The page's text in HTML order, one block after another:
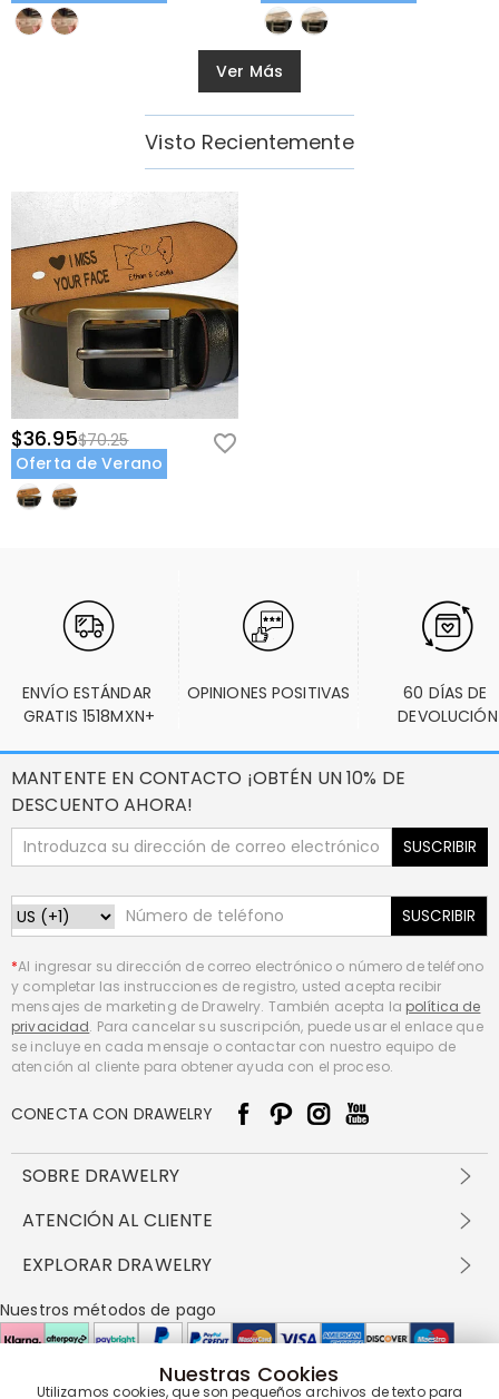
Ver Más
Visto Recientemente
$36.95$70.25
Oferta de Verano
ENVÍO ESTÁNDAR
GRATIS 1518MXN+
OPINIONES POSITIVAS
60 DÍAS DE
DEVOLUCIÓN
MANTENTE EN CONTACTO ¡OBTÉN UN 10% DE
DESCUENTO AHORA!
SUSCRIBIR
SUSCRIBIR
*Al ingresar su dirección de correo electrónico o número de teléfono
y completar las instrucciones de registro, usted acepta recibir
mensajes de marketing de Drawelry. También acepta la política de
privacidad. Para cancelar su suscripción, puede usar el enlace que
se incluye en cada mensaje o contactar con nuestro equipo de
atención al cliente para obtener ayuda con el proceso.
CONECTA CON DRAWELRY
SOBRE DRAWELRY
Sobre nosotros
política de privacidad
Preguntas frecuentes
ATENCIÓN AL CLIENTE
Envío y entrega
Devolución en 60 días
Cómo cuidar
EXPLORAR DRAWELRY
Drawelry Prime
Programa de Recompensas
Nuestros métodos de pago
Nuestras Cookies
Utilizamos cookies, que son pequeños archivos de texto para